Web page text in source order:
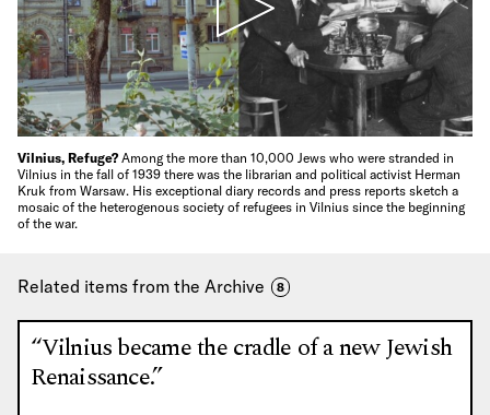
Vilnius, Refuge?Among the more than 10,000 Jews who were stranded in
Vilnius in the fall of 1939 there was the librarian and political activist Herman
Kruk from Warsaw. His exceptional diary records and press reports sketch a
mosaic of the heterogenous society of refugees in Vilnius since the beginning
of the war.
Related items from the Archive 8
“Vilnius became the cradle of a new Jewish
Renaissance.”